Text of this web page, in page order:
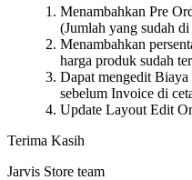
Menambahkan Pre
(Jumlah yang sudah
Menambahkan
harga produk sudah
Dapat mengedit
sebelum Invoice di
Update Layout Edit
Terima Kasih
Jarvis Store team